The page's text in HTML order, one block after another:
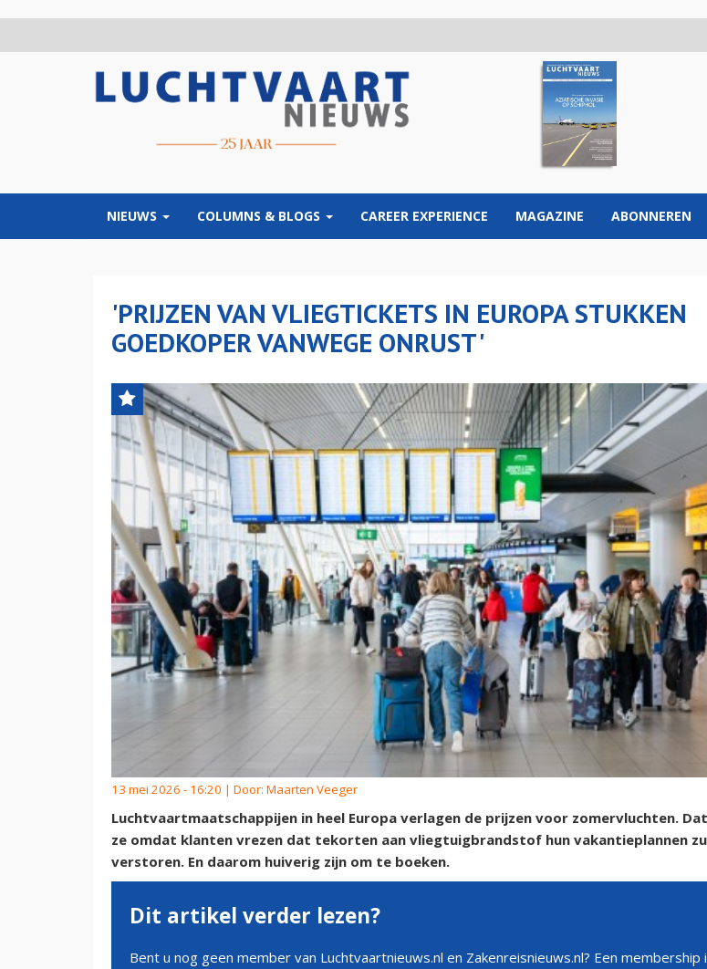
NIEUWS COLUMNS & BLOGS CAREER EXPERIENCE MAGAZINE ABONNEREN
'PRIJZEN VAN VLIEGTICKETS IN EUROPA STUKKEN
GOEDKOPER VANWEGE ONRUST'
13 mei 2026 - 16:20 | Door: Maarten Veeger
Luchtvaartmaatschappijen in heel Europa verlagen de prijzen voor zomervluchten.
ze omdat klanten vrezen dat tekorten aan vliegtuigbrandstof hun vakantieplannen
verstoren. En daarom huiverig zijn om te boeken.
Dit artikel verder lezen?
Bent u nog geen member van Luchtvaartnieuws.nl en Zakenreisnieuws.nl? Een membership